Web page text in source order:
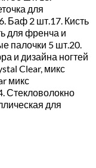
для
Баф 2 шт.17. Кисть
для френча и
палочки 5 шт.20.
и дизайна ногтей
Clear, микс
микс
Стекловолокно
для